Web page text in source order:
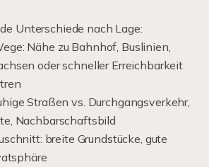
Unterschiede nach Lage:
Nähe zu Bahnhof, Buslinien,
oder schneller Erreichbarkeit
Straßen vs. Durchgangsverkehr,
Nachbarschaftsbild
breite Grundstücke, gute